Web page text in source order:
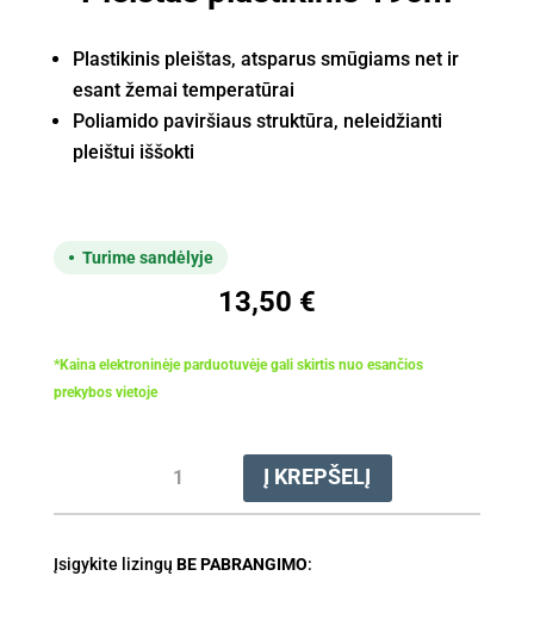
Plastikinis pleištas, atsparus smūgiams net ir
esant žemai temperatūrai
Poliamido paviršiaus struktūra, neleidžianti
pleištui iššokti
Turime sandėlyje
13,50 €
*Kaina elektroninėje parduotuvėje gali skirtis nuo esančios
prekybos vietoje
kiekis:
Pleištas
19cm
Į KREPŠELĮ
Įsigykite lizingų BE PABRANGIMO: